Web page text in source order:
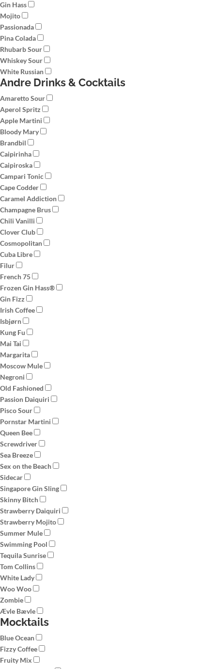
Gin Hass
Mojito
Passionada
Pina Colada
Rhubarb Sour
Whiskey Sour
White Russian
Andre Drinks & Cocktails
Amaretto Sour
Aperol Spritz
Apple Martini
Bloody Mary
Brandbil
Caipirinha
Caipiroska
Campari Tonic
Cape Codder
Caramel Addiction
Champagne Brus
Chili Vanilli
Clover Club
Cosmopolitan
Cuba Libre
Filur
French 75
Frozen Gin Hass®
Gin Fizz
Irish Coffee
Isbjørn
Kung Fu
Mai Tai
Margarita
Moscow Mule
Negroni
Old Fashioned
Passion Daiquiri
Pisco Sour
Pornstar Martini
Queen Bee
Screwdriver
Sea Breeze
Sex on the Beach
Sidecar
Singapore Gin Sling
Skinny Bitch
Strawberry Daiquiri
Strawberry Mojito
Summer Mule
Swimming Pool
Tequila Sunrise
Tom Collins
White Lady
Woo Woo
Zombie
Ævle Bævle
Mocktails
Blue Ocean
Fizzy Coffee
Fruity Mix